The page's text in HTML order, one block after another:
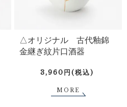
△オリジナル 古代釉錦
金継ぎ紋片口酒器
3,960円(税込)
MORE